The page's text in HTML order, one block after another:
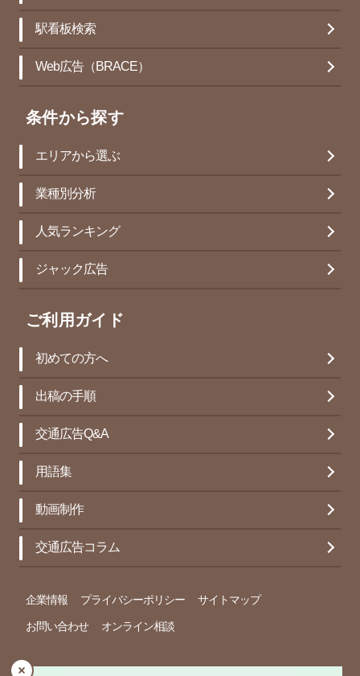
駅看板検索
Web広告（BRACE）
条件から探す
エリアから選ぶ
業種別分析
人気ランキング
ジャック広告
ご利用ガイド
初めての方へ
出稿の手順
交通広告Q&A
用語集
動画制作
交通広告コラム
企業情報 プライバシーポリシー サイトマップ
お問い合わせ オンライン相談